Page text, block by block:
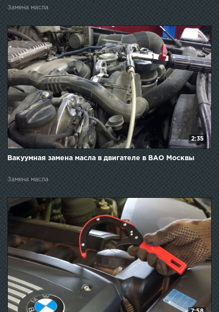
Замена масла
2:35
Вакуумная замена масла в двигателе в ВАО Москвы
Замена масла